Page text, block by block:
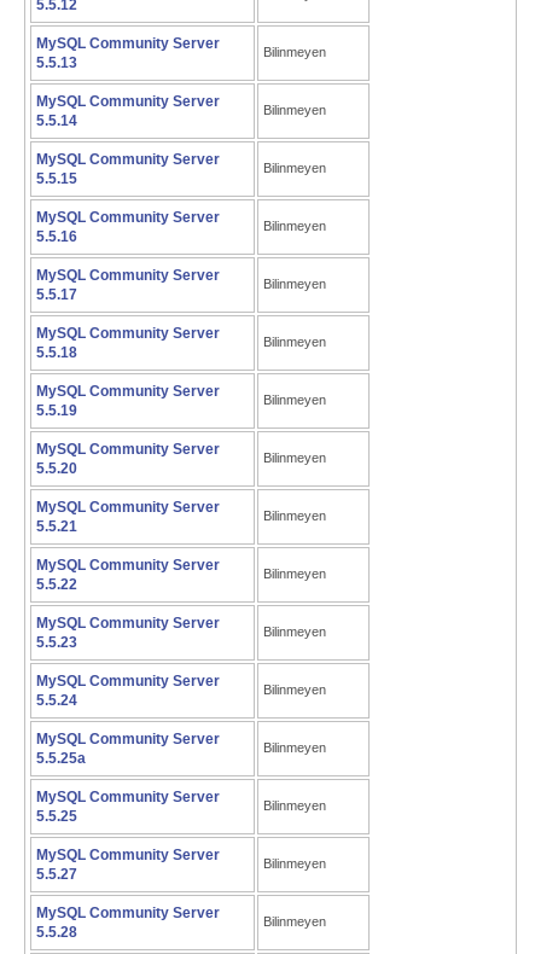
5.5.12
MySQL Community Server
5.5.13
Bilinmeyen
MySQL Community Server
5.5.14
Bilinmeyen
MySQL Community Server
5.5.15
Bilinmeyen
MySQL Community Server
5.5.16
Bilinmeyen
MySQL Community Server
5.5.17
Bilinmeyen
MySQL Community Server
5.5.18
Bilinmeyen
MySQL Community Server
5.5.19
Bilinmeyen
MySQL Community Server
5.5.20
Bilinmeyen
MySQL Community Server
5.5.21
Bilinmeyen
MySQL Community Server
5.5.22
Bilinmeyen
MySQL Community Server
5.5.23
Bilinmeyen
MySQL Community Server
5.5.24
Bilinmeyen
MySQL Community Server
5.5.25a
Bilinmeyen
MySQL Community Server
5.5.25
Bilinmeyen
MySQL Community Server
5.5.27
Bilinmeyen
MySQL Community Server
5.5.28
Bilinmeyen